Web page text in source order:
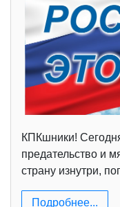
КПКшники!
предательство и
страну изнутри,
Подробнее...